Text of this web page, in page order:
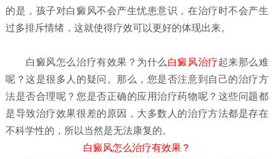
的是，孩子对白癜风不会产生忧患意识，在治疗时不会产生
过多排斥情绪，这就使得疗效可以更好的体现出来。
白癜风怎么治疗有效果？ 为什么 白癜风治疗起来那么难
呢？这是很多人的疑问。那么，您是否注意到自己的治疗方
法是否合理呢？您是否正确的应用治疗药物呢？这些问题都
是导致治疗效果很差的原因，大多数人的治疗方法都是存在
不科学性的，所以当然是无法康复的。
白癜风怎么治疗有效果？